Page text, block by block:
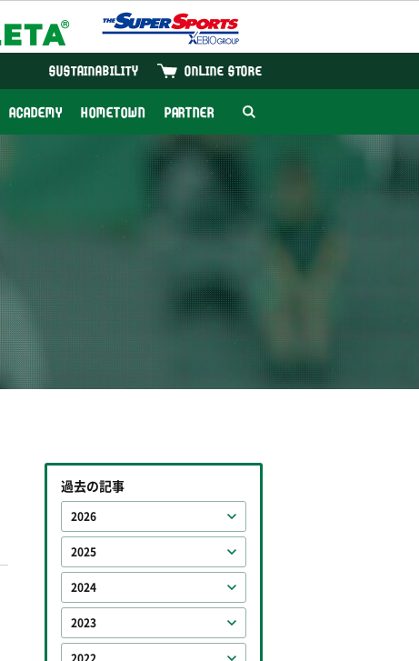
ONLINE STORE
SUSTAINABILITY
ACADEMY HOMETOWN PARTNER
過去の記事
2026
2025
2024
2023